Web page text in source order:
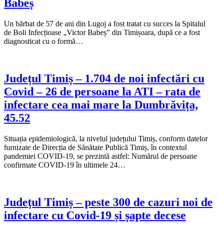
Babeș
Un bărbat de 57 de ani din Lugoj a fost tratat cu succes la Spitalul
de Boli Infecțioase „Victor Babeș” din Timișoara, după ce a fost
diagnosticat cu o formă…
Județul Timiș – 1.704 de noi infectări cu
Covid – 26 de persoane la ATI – rata de
infectare cea mai mare la Dumbrăvița,
45.52
Situația epidemiologică, la nivelul județului Timiș, conform datelor
furnizate de Direcția de Sănătate Publică Timiș, în contextul
pandemiei COVID-19, se prezintă astfel: Numărul de persoane
confirmate COVID-19 în ultimele 24…
Județul Timiș – peste 300 de cazuri noi de
infectare cu Covid-19 și șapte decese